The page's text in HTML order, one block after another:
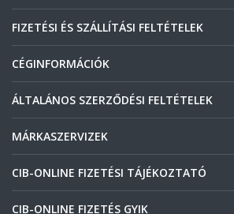
FIZETÉSI ÉS SZÁLLÍTÁSI FELTÉTELEK
CÉGINFORMÁCIÓK
ÁLTALÁNOS SZERZŐDÉSI FELTÉTELEK
MÁRKASZERVIZEK
CIB-ONLINE FIZETÉSI TÁJÉKOZTATÓ
CIB-ONLINE FIZETÉS GYIK